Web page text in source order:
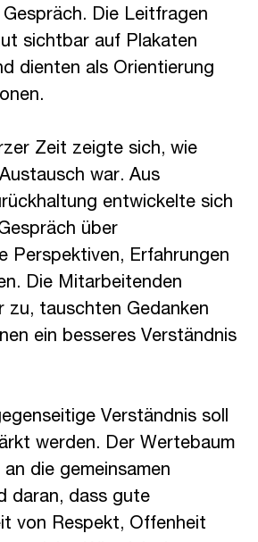
Die Leitfragen
sichtbar auf Plakaten
dienten als Orientierung
Zeit zeigte sich, wie
war. Aus
entwickelte sich
über
Perspektiven, Erfahrungen
Die Mitarbeitenden
zu, tauschten Gedanken
ein besseres Verständnis
Verständnis soll
werden. Der Wertebaum
die gemeinsamen
daran, dass gute
von Respekt, Offenheit